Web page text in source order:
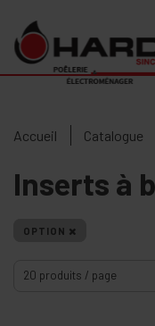
Accueil Catalogue
Inserts à
OPTION
20 produits / page